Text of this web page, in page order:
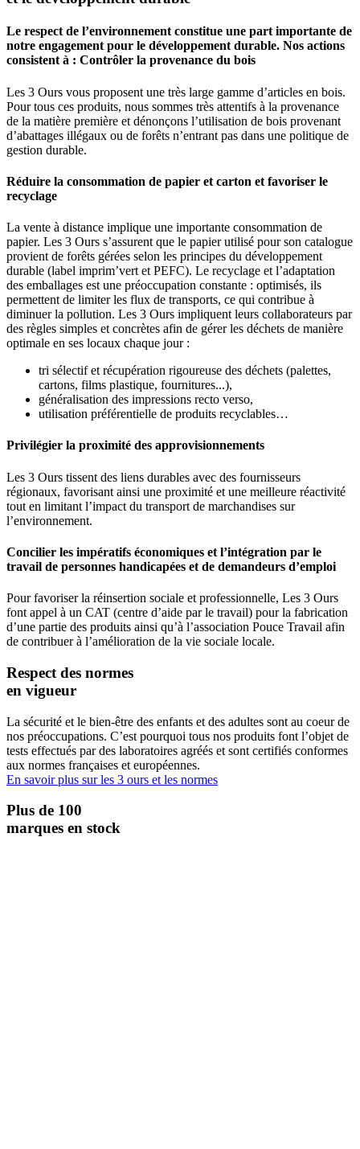
Le respect de l’environnement constitue une part importante de
notre engagement pour le développement durable. Nos actions
consistent à : Contrôler la provenance du bois
Les 3 Ours vous proposent une très large gamme d’articles en bois.
Pour tous ces produits, nous sommes très attentifs à la provenance
de la matière première et dénonçons l’utilisation de bois provenant
d’abattages illégaux ou de forêts n’entrant pas dans une politique de
gestion durable.
Réduire la consommation de papier et carton et favoriser le
recyclage
La vente à distance implique une importante consommation de
papier. Les 3 Ours s’assurent que le papier utilisé pour son catalogue
provient de forêts gérées selon les principes du développement
durable (label imprim’vert et PEFC). Le recyclage et l’adaptation
des emballages est une préoccupation constante : optimisés, ils
permettent de limiter les flux de transports, ce qui contribue à
diminuer la pollution. Les 3 Ours impliquent leurs collaborateurs par
des règles simples et concrètes afin de gérer les déchets de manière
optimale en ses locaux chaque jour :
tri sélectif et récupération rigoureuse des déchets (palettes,
cartons, films plastique, fournitures...),
généralisation des impressions recto verso,
utilisation préférentielle de produits recyclables…
Privilégier la proximité des approvisionnements
Les 3 Ours tissent des liens durables avec des fournisseurs
régionaux, favorisant ainsi une proximité et une meilleure réactivité
tout en limitant l’impact du transport de marchandises sur
l’environnement.
Concilier les impératifs économiques et l’intégration par le
travail de personnes handicapées et de demandeurs d’emploi
Pour favoriser la réinsertion sociale et professionnelle, Les 3 Ours
font appel à un CAT (centre d’aide par le travail) pour la fabrication
d’une partie des produits ainsi qu’à l’association Pouce Travail afin
de contribuer à l’amélioration de la vie sociale locale.
Respect des normes
en vigueur
La sécurité et le bien-être des enfants et des adultes sont au coeur de
nos préoccupations. C’est pourquoi tous nos produits font l’objet de
tests effectués par des laboratoires agréés et sont certifiés conformes
aux normes françaises et européennes.
En savoir plus sur les 3 ours et les normes
Plus de 100
marques en stock